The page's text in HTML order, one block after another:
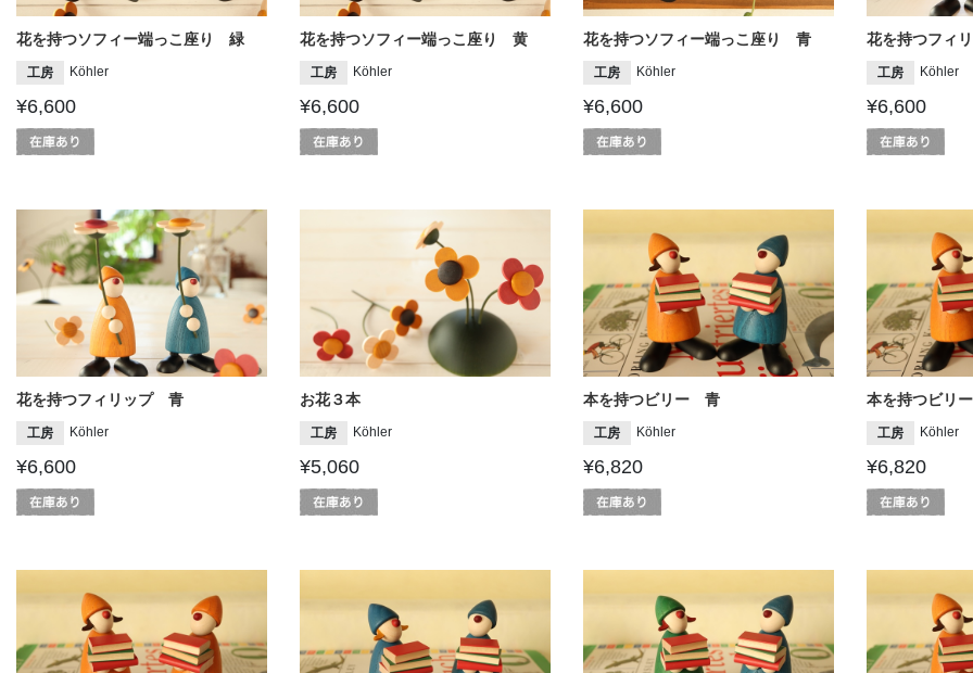
花を持つソフィー端っこ座り 緑
工房 Köhler
¥6,600
花を持つソフィー端っこ座り 黄
工房 Köhler
¥6,600
花を持つソフィー端っこ座り 青
工房 Köhler
¥6,600
花を持つフィ
工房 Köhler
¥6,600
花を持つフィリップ 青
工房 Köhler
¥6,600
お花３本
工房 Köhler
¥5,060
本を持つビリー 青
工房 Köhler
¥6,820
本を持つビリ
工房 Köhler
¥6,820